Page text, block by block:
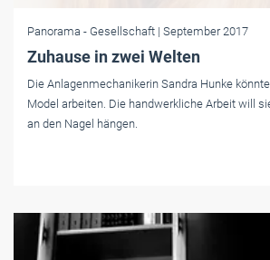
Panorama - Gesellschaft | September 2017
Zuhause in zwei Welten
Die Anlagenmechanikerin Sandra Hunke
Model arbeiten. Die handwerkliche Arbeit will
an den Nagel hängen.